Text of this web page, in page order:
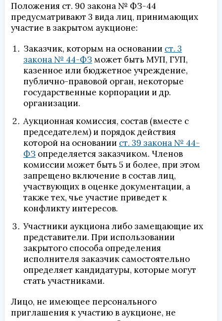
Положения ст. 90 закона № ФЗ-44
предусматривают 3 вида лиц, принимающих
участие в закрытом аукционе:
Заказчик, которым на основании ст. 3
закона № 44-ФЗ может быть МУП, ГУП,
казенное или бюджетное учреждение,
публично-правовой орган, некоторые
государственные корпорации и др.
организации.
Аукционная комиссия, состав (вместе с
председателем) и порядок действия
которой на основании ст. 39 закона № 44-
ФЗ определяется заказчиком. Членов
комиссии может быть 5 и более, при этом
запрещено включение в состав лиц,
участвующих в оценке документации, а
также тех, чье участие приведет к
конфликту интересов.
Участники аукциона либо замещающие их
представители. При использовании
закрытого способа определения
исполнителя заказчик самостоятельно
определяет кандидатуры, которые могут
стать участниками.
Лицо, не имеющее персонального
приглашения к участию в аукционе, не